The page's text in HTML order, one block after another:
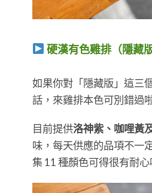
硬漢有色雞排（隱藏
如果你對「隱藏版」這三
話，來雞排本色可別錯過
目前提供洛神紫、咖哩黃
味，每天供應的品項不一
集 11 種顏色可得很有耐心